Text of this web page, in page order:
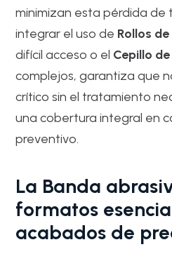
minimizan esta pérdida de
integrar el uso de Rollos
difícil acceso o el Cepillo
complejos, garantiza que
crítico sin el tratamiento
una cobertura integral en
preventivo.
La Banda
formatos
acabados de